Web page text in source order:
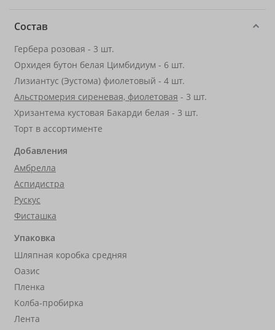
Состав
Гербера розовая - 3 шт.
Орхидея бутон белая Цимбидиум - 6 шт.
Лизиантус (Эустома) фиолетовый - 4 шт.
Альстромерия сиреневая, фиолетовая - 3 шт.
Хризантема кустовая Бакарди белая - 3 шт.
Торт в ассортименте
Добавления
Амбрелла
Аспидистра
Рускус
Фисташка
Упаковка
Шляпная коробка средняя
Оазис
Пленка
Колба-пробирка
Лента